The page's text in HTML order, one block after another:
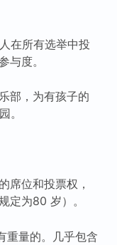
在所有选举中投
与度。
部，为有孩子的
。
席位和投票权，
定为80 岁）。
重量的。几乎包含